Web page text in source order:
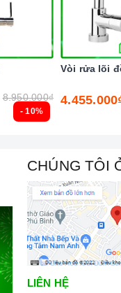
- 10%
8.950.000₫
Vòi rửa lõi
CHÚNG TÔI
LIÊN HỆ